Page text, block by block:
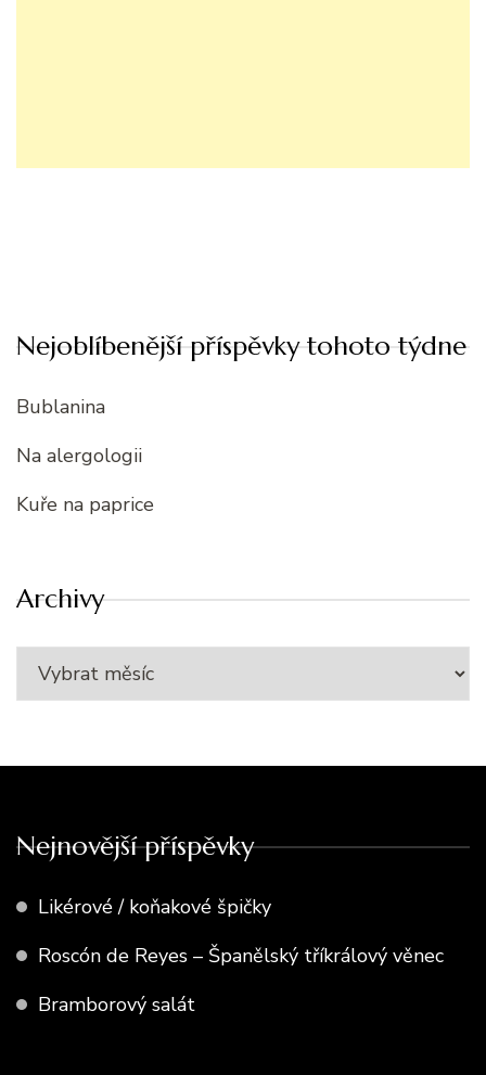
Nejoblíbenější příspěvky tohoto týdne
Bublanina
Na alergologii
Kuře na paprice
Archivy
Nejnovější příspěvky
Likérové / koňakové špičky
Roscón de Reyes – Španělský tříkrálový věnec
Bramborový salát